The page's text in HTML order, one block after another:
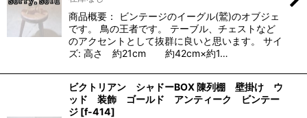
商品概要： ビンテージのイーグル(鷲)のオブジェ
です。 鳥の王者です。 テーブル、チェストなど
のアクセントとして抜群に良いと思います。 サイ
ズ: 高さ 約21cm 約42cm×約1…
ビクトリアン シャドーBOX 陳列棚 壁掛け ウ
ッド 装飾 ゴールド アンティーク ビンテー
ジ [f-414]